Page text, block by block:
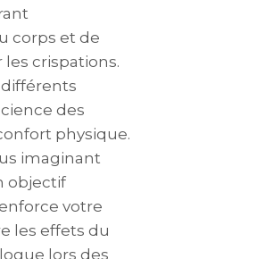
corps et de
les crispations.
des
physique.
imaginant
objectif
votre
les effets du
lors des